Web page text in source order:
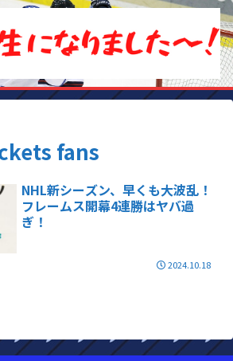
fans
NHL新シーズン、早くも大波乱！
フレームス開幕4連勝はヤバ過
ぎ！
2024.10.18